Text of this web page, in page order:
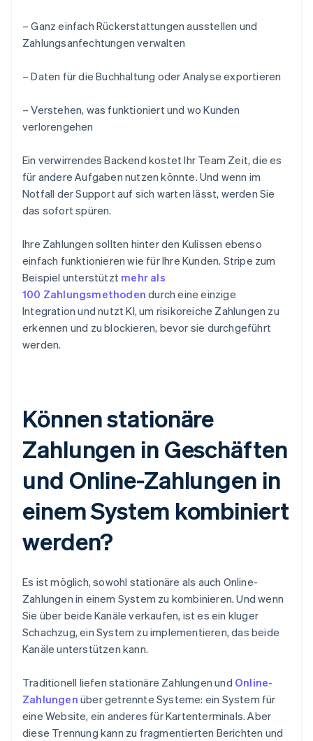
– Ganz einfach Rückerstattungen ausstellen und
Zahlungsanfechtungen verwalten
– Daten für die Buchhaltung oder Analyse exportieren
– Verstehen, was funktioniert und wo Kunden
verlorengehen
Ein verwirrendes Backend kostet Ihr Team Zeit, die es
für andere Aufgaben nutzen könnte. Und wenn im
Notfall der Support auf sich warten lässt, werden Sie
das sofort spüren.
Ihre Zahlungen sollten hinter den Kulissen ebenso
einfach funktionieren wie für Ihre Kunden. Stripe zum
Beispiel unterstützt mehr als
100 Zahlungsmethoden durch eine einzige
Integration und nutzt KI, um risikoreiche Zahlungen zu
erkennen und zu blockieren, bevor sie durchgeführt
werden.
Können stationäre
Zahlungen in Geschäften
und Online-Zahlungen in
einem System kombiniert
werden?
Es ist möglich, sowohl stationäre als auch Online-
Zahlungen in einem System zu kombinieren. Und wenn
Sie über beide Kanäle verkaufen, ist es ein kluger
Schachzug, ein System zu implementieren, das beide
Kanäle unterstützen kann.
Traditionell liefen stationäre Zahlungen und Online-
Zahlungen über getrennte Systeme: ein System für
eine Website, ein anderes für Kartenterminals. Aber
diese Trennung kann zu fragmentierten Berichten und